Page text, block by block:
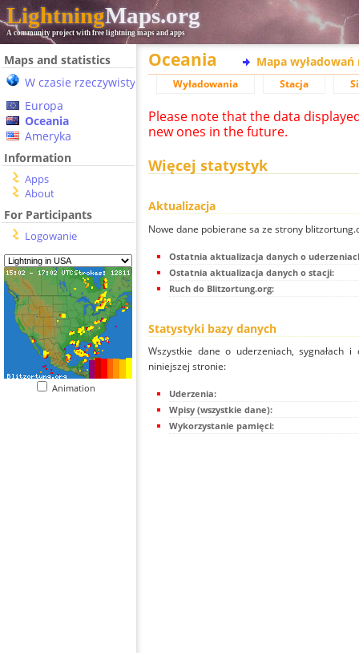
LightningMaps.org
A community project with free lightning maps and apps
Maps and statistics
W czasie rzeczywistym
Europa
Oceania
Ameryka
Information
Apps
About
For Participants
Logowanie
Animation
Oceania Mapa wyładowań
Wyładowania Stacja
Please note that the data
new ones in the future.
Więcej statystyk
Aktualizacja
Nowe dane pobierane sa ze strony
Ostatnia aktualizacja danych o
Ostatnia aktualizacja danych o stacji:
Ruch do Blitzortung.org:
Statystyki bazy danych
Wszystkie dane o uderzeniach, sygnałach
niniejszej stronie:
Uderzenia:
Wpisy (wszystkie dane):
Wykorzystanie pamięci: